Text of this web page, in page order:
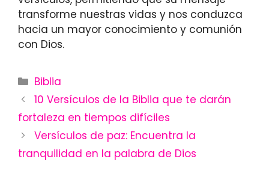
transforme nuestras vidas y nos conduzca
hacia un mayor conocimiento y comunión
con Dios.
Categories
Biblia
10 Versículos de la Biblia que te darán
fortaleza en tiempos difíciles
Versículos de paz: Encuentra la
tranquilidad en la palabra de Dios